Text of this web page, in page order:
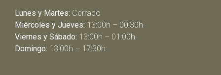
Lunes y Martes: Cerrado
Miércoles y Jueves: 13:00h – 00:30h
Viernes y Sábado: 13:00h – 01:00h
Domingo: 13:00h – 17:30h